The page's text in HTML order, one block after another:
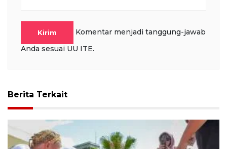
Kirim
Komentar menjadi tanggung-jawab
Anda sesuai UU ITE.
Berita Terkait